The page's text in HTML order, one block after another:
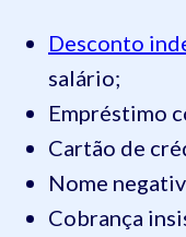
Desconto
salário;
Empréstimo
Cartão de
Nome
Cobrança